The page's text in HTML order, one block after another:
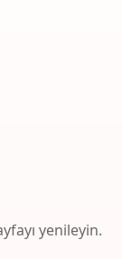
yenileyin.